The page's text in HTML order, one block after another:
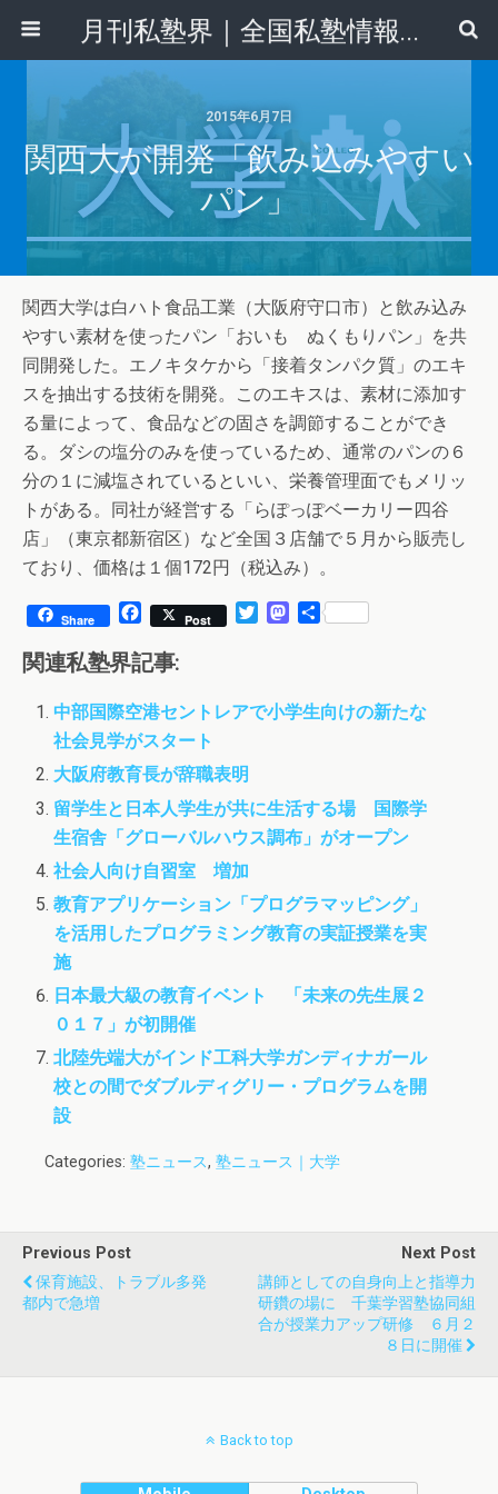
月刊私塾界｜全国私塾情報センター
2015年6月7日
関西大が開発「飲み込みやすい
パン」
関西大学は白ハト食品工業（大阪府守口市）と飲み込み
やすい素材を使ったパン「おいも ぬくもりパン」を共
同開発した。エノキタケから「接着タンパク質」のエキ
スを抽出する技術を開発。このエキスは、素材に添加す
る量によって、食品などの固さを調節することができ
る。ダシの塩分のみを使っているため、通常のパンの６
分の１に減塩されているといい、栄養管理面でもメリッ
トがある。同社が経営する「らぽっぽベーカリー四谷
店」（東京都新宿区）など全国３店舗で５月から販売し
ており、価格は１個172円（税込み）。
Share
F
c
e
b
o
o
k
Post
t
e
M
o
d
共
関連私塾界記事:
中部国際空港セントレアで小学生向けの新たな
社会見学がスタート
大阪府教育長が辞職表明
留学生と日本人学生が共に生活する場 国際学
生宿舎「グローバルハウス調布」がオープン
社会人向け自習室 増加
教育アプリケーション「プログラマッピング」
を活用したプログラミング教育の実証授業を実
施
日本最大級の教育イベント 「未来の先生展２
０１７」が初開催
北陸先端大がインド工科大学ガンディナガール
校との間でダブルディグリー・プログラムを開
設
Categories: 塾ニュース, 塾ニュース｜大学
Previous Post
保育施設、トラブル多発
都内で急増
Next Post
講師としての自身向上と指導力
研鑽の場に 千葉学習塾協同組
合が授業力アップ研修 ６月２
８日に開催
Back to top